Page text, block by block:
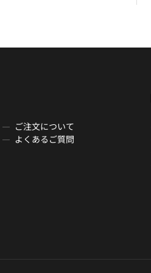
ご注文について
よくあるご質問